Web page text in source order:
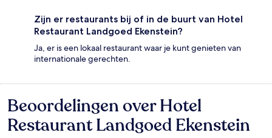
Zijn er restaurants bij of in de buurt van Hotel
Restaurant Landgoed Ekenstein?
Ja, er is een lokaal restaurant waar je kunt genieten van
internationale gerechten.
Beoordelingen
Beoordelingen over Hotel
Restaurant Landgoed Ekenstein